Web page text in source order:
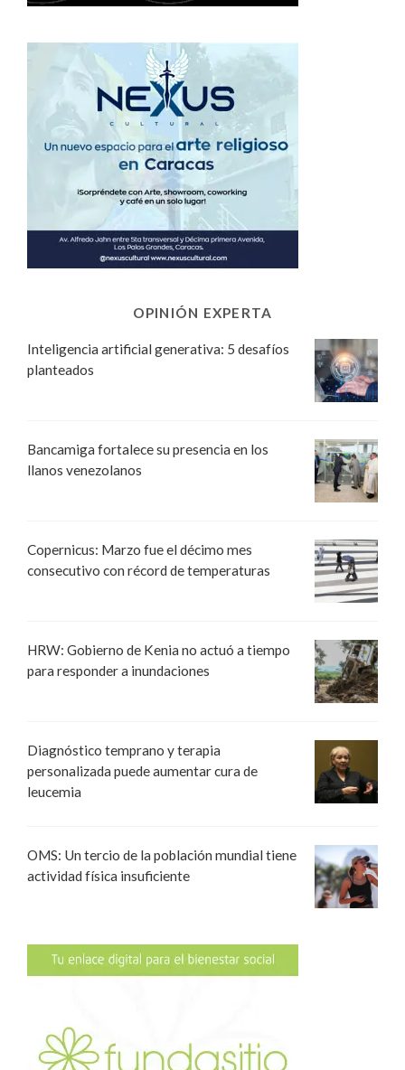
OPINIÓN EXPERTA
Inteligencia artificial generativa: 5 desafíos
planteados
Bancamiga fortalece su presencia en los
llanos venezolanos
Copernicus: Marzo fue el décimo mes
consecutivo con récord de temperaturas
HRW: Gobierno de Kenia no actuó a tiempo
para responder a inundaciones
Diagnóstico temprano y terapia
personalizada puede aumentar cura de
leucemia
OMS: Un tercio de la población mundial tiene
actividad física insuficiente